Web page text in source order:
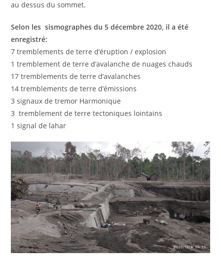
au dessus du sommet.
Selon les sismographes du 5 décembre 2020, il a été
enregistré:
7 tremblements de terre d’éruption / explosion
1 tremblement de terre d’avalanche de nuages ​​chauds
17 tremblements de terre d’avalanches
14 tremblements de terre d’émissions
3 signaux de tremor Harmonique
3 tremblement de terre tectoniques lointains
1 signal de lahar